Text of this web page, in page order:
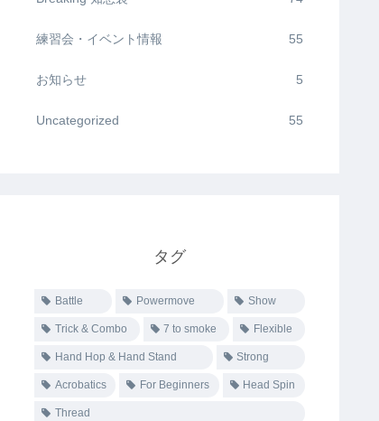
練習会・イベント情報 55
お知らせ 5
Uncategorized 55
タグ
Battle Powermove Show
Trick & Combo 7 to smoke Flexible
Hand Hop & Hand Stand Strong
Acrobatics For Beginners Head Spin
Thread